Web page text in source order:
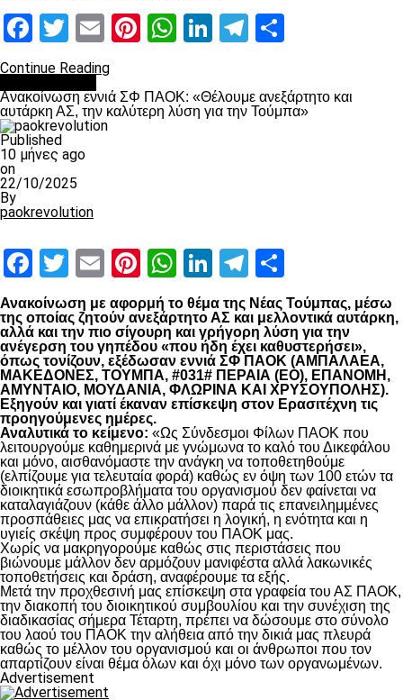
Facebook
Twitter
EmailPinterest
WhatsApp
LinkedIn
Telegram
Continue Reading
Ανακοίνωση εννιά ΣΦ ΠΑΟΚ: «Θέλουμε ανεξάρτητο και
αυτάρκη ΑΣ, την καλύτερη λύση για την Τούμπα»
Published
10 μήνες ago
on
22/10/2025
By
paokrevolution
Facebook
Twitter
EmailPinterest
WhatsApp
LinkedIn
Telegram
Ανακοίνωση με αφορμή το θέμα της Νέας Τούμπας, μέσω
της οποίας ζητούν ανεξάρτητο ΑΣ και μελλοντικά αυτάρκη,
αλλά και την πιο σίγουρη και γρήγορη λύση για την
ανέγερση του γηπέδου «που ήδη έχει καθυστερήσει»,
όπως τονίζουν, εξέδωσαν εννιά ΣΦ ΠΑΟΚ (ΑΜΠΑΛΑΕΑ,
ΜΑΚΕΔΟΝΕΣ, ΤΟΥΜΠΑ, #031# ΠΕΡΑΙΑ (ΕΟ), ΕΠΑΝΟΜΗ,
ΑΜΥΝΤΑΙΟ, ΜΟΥΔΑΝΙΑ, ΦΛΩΡΙΝΑ ΚΑΙ ΧΡΥΣΟΥΠΟΛΗΣ).
Εξηγούν και γιατί έκαναν επίσκεψη στον Ερασιτέχνη τις
προηγούμενες ημέρες.
Αναλυτικά το κείμενο: «Ως Σύνδεσμοι Φίλων ΠΑΟΚ που
λειτουργούμε καθημερινά με γνώμωνα το καλό του Δικεφάλου
και μόνο, αισθανόμαστε την ανάγκη να τοποθετηθούμε
(ελπίζουμε για τελευταία φορά) καθώς εν όψη των 100 ετών τα
διοικητικά εσωπροβλήματα του οργανισμού δεν φαίνεται να
καταλαγιάζουν (κάθε άλλο μάλλον) παρά τις επανειλημμένες
προσπάθειες μας να επικρατήσει η λογική, η ενότητα και η
υγιείς σκέψη προς συμφέρουν του ΠΑΟΚ μας.
Χωρίς να μακρηγορούμε καθώς στις περιστάσεις που
βιώνουμε μάλλον δεν αρμόζουν μανιφέστα αλλά λακωνικές
τοποθετήσεις και δράση, αναφέρουμε τα εξής.
Μετά την προχθεσινή μας επίσκεψη στα γραφεία του ΑΣ ΠΑΟΚ,
την διακοπή του διοικητικού συμβουλίου και την συνέχιση της
διαδικασίας σήμερα Τέταρτη, πρέπει να δώσουμε στο σύνολο
του λαού του ΠΑΟΚ την αλήθεια από την δικιά μας πλευρά
καθώς το μέλλον του οργανισμού και οι άνθρωποι που τον
απαρτίζουν είναι θέμα όλων και όχι μόνο των οργανωμένων.
Advertisement